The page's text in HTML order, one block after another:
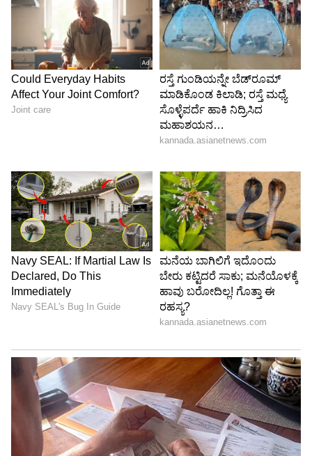
ಜುಲೈ-11: ಐದನೇ ಟಿ20 ಮ್ಯಾಚ್: ಸಂಜೆ 7 ಗಂಟೆ:
ಸೌಥಾಂಪ್ಟನ್
ಜುಲೈ-14: ಮೊದಲ ಏಕದಿನ ಮ್ಯಾಚ್: ಮಧ್ಯಾಹ್ನ 3.30:
ಸೌಥಾಂಪ್ಟನ್
ಕಾರ್ಡಿಫ್
ಜುಲೈ-19: ಮೂರನೇ ಏಕದಿನ ಮ್ಯಾಚ್: ಮಧ್ಯಾಹ್ನ 3.30:
ಲಾರ್ಡ್ಸ್‌